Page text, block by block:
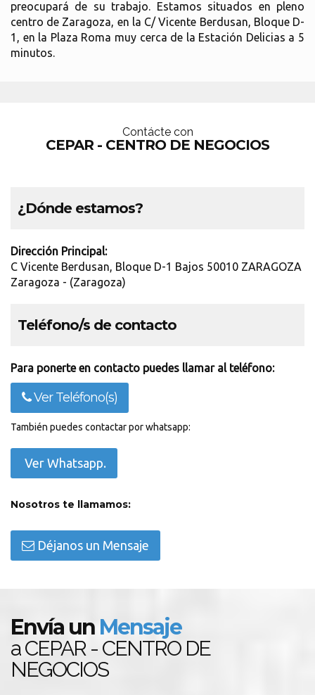
preocupará de su trabajo. Estamos situados en pleno
centro de Zaragoza, en la C/ Vicente Berdusan, Bloque D-
1, en la Plaza Roma muy cerca de la Estación Delicias a 5
minutos.
Contácte con
CEPAR - CENTRO DE NEGOCIOS
¿Dónde estamos?
Dirección Principal:
C Vicente Berdusan, Bloque D-1 Bajos 50010 ZARAGOZA
Zaragoza - (Zaragoza)
Teléfono/s de contacto
Para ponerte en contacto puedes llamar al teléfono:
Ver Teléfono(s)
También puedes contactar por whatsapp:
Ver Whatsapp.
Nosotros te llamamos:
Déjanos un Mensaje
Envía un Mensaje
a CEPAR - CENTRO DE
NEGOCIOS